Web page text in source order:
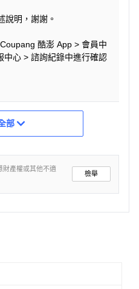
說明，謝謝。
酷澎 App > 會員中
中心 > 諮詢紀錄中進行確認
部
財產權或其他不適
檢舉